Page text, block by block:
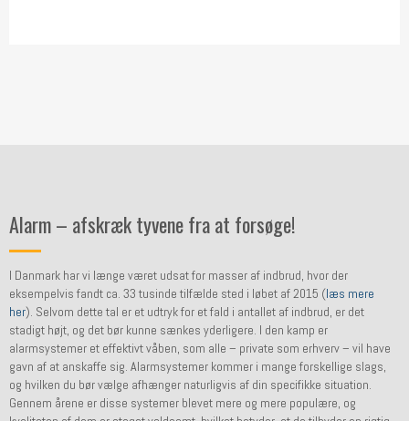
Alarm – afskræk tyvene fra at forsøge!
I Danmark har vi længe været udsat for masser af indbrud, hvor der
eksempelvis fandt ca. 33 tusinde tilfælde sted i løbet af 2015 (læs mere
her). Selvom dette tal er et udtryk for et fald i antallet af indbrud, er det
stadigt højt, og det bør kunne sænkes yderligere. I den kamp er
alarmsystemer et effektivt våben, som alle – private som erhverv – vil have
gavn af at anskaffe sig. Alarmsystemer kommer i mange forskellige slags,
og hvilken du bør vælge afhænger naturligvis af din specifikke situation.
Gennem årene er disse systemer blevet mere og mere populære, og